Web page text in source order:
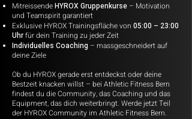
MitreissendeHYROX Gruppenkurse – Motivation
und Teamspirit garantiert
Exklusive HYROX Trainingsfläche von 05:00 – 23:00
Uhrfür dein Training zu jeder Zeit
Individuelles Coaching – massgeschneidert auf
deine Ziele
Ob du HYROX gerade erst entdeckst oder deine
Bestzeit knacken willst – bei Athletic Fitness Bern
findest du die Community, das Coaching und das
Equipment, das dich weiterbringt. Werde jetzt Teil
der HYROX Community im Athletic Fitness Bern.